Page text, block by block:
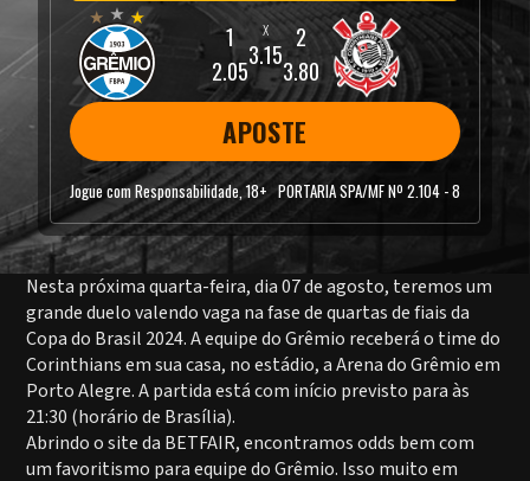
2.05
3.15
3.80
APOSTE
Jogue com Responsabilidade, 18+ PORTARIA SPA/MF Nº 2.104 - 8
Nesta próxima quarta-feira, dia 07 de agosto, teremos um
grande duelo valendo vaga na fase de quartas de fiais da
Copa do Brasil 2024. A equipe do Grêmio receberá o time do
Corinthians em sua casa, no estádio, a Arena do Grêmio em
Porto Alegre. A partida está com início previsto para às
21:30 (horário de Brasília).
Abrindo o site da BETFAIR, encontramos odds bem com
um favoritismo para equipe do Grêmio. Isso muito em